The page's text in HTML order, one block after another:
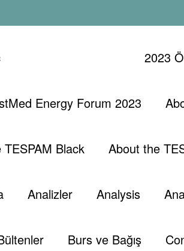
2023
Energy Forum 2023
Black About the
Analizler Analysis
Burs ve Bağış
0 Yorumlar